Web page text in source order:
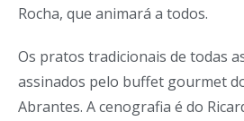
Rocha, que animará a todos.
Os pratos tradicionais de todas
assinados pelo buffet gourmet
Abrantes. A cenografia é do